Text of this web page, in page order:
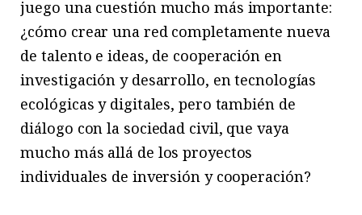
juego una cuestión mucho más importante:
¿cómo crear una red completamente nueva
de talento e ideas, de cooperación en
investigación y desarrollo, en tecnologías
ecológicas y digitales, pero también de
diálogo con la sociedad civil, que vaya
mucho más allá de los proyectos
individuales de inversión y cooperación?